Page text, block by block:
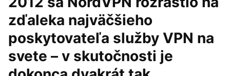
zďaleka najväčšieho
poskytovateľa služby VPN na
svete – v skutočnosti je